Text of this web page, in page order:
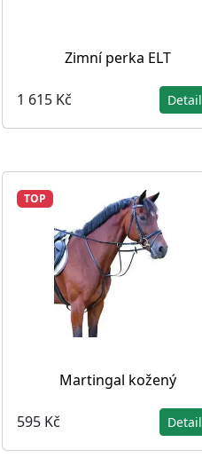
Zimní perka ELT
1 615 Kč Detail
TOP
Martingal kožený
595 Kč Detail